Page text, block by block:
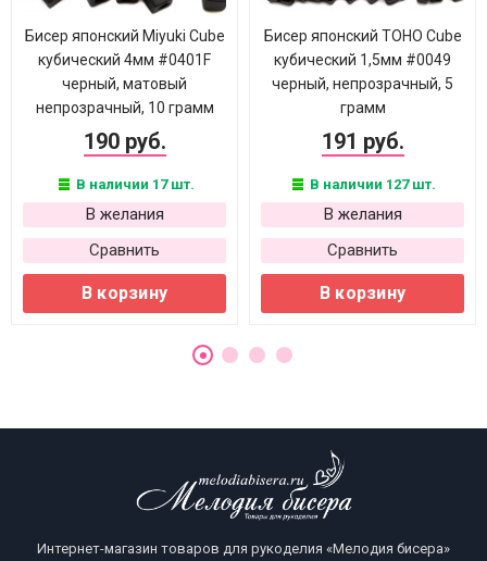
Бисер японский Miyuki Cube
кубический 4мм #0401F
черный, матовый
непрозрачный, 10 грамм
190 руб.
В наличии 17 шт.
В желания
Сравнить
В корзину
Бисер японский TOHO Cube
кубический 1,5мм #0049
черный, непрозрачный, 5
грамм
191 руб.
В наличии 127 шт.
В желания
Сравнить
В корзину
Интернет-магазин товаров для рукоделия «Мелодия бисера»